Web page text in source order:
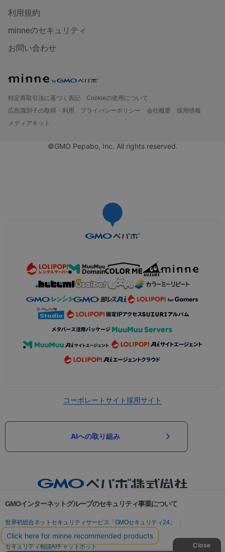
利用規約
minneのセキュリティ
お問い合わせ
特定商取引法に基づく表記
Cookieの使用について
広告識別子の取得・利用
プライバシーポリシー 会社概要
採用情報
メディアキット
©GMO Pepabo, Inc. All rights reserved.
コーポレートサイト採用サイト
AIへの取り組み
GMOインターネットグループのセキュリティ事業について
世界初総合ネットセキュリティサービス「GMOセキュリティ24」
パスワード漏洩診断
Webサイトリスク診断
セキュリティ相談AIチャットボット